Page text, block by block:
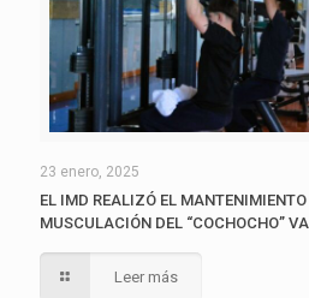
23 enero, 2025
EL IMD REALIZÓ EL
MUSCULACIÓN DEL “COCHOCHO”
Leer más